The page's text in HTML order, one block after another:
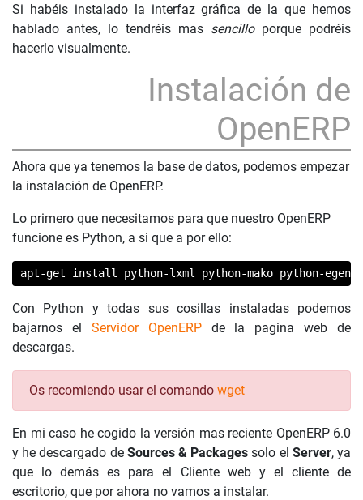
Si habéis instalado la interfaz gráfica de la que hemos
hablado antes, lo tendréis mas sencilloporque podréis
hacerlo visualmente.
Instalación de
OpenERP
Ahora que ya tenemos la base de datos, podemos empezar
la instalación de OpenERP.
Lo primero que necesitamos para que nuestro OpenERP
funcione es Python, a si que a por ello:
apt-get install python-lxml python-mako python-
Con Python y todas sus cosillas instaladas podemos
bajarnos el Servidor OpenERPde la pagina web de
descargas.
Os recomiendo usar el comando wget
En mi caso he cogido la versión mas reciente OpenERP 6.0
y he descargado de Sources & Packages solo el Server, ya
que lo demás es para el Cliente web y el cliente de
escritorio, que por ahora no vamos a instalar.